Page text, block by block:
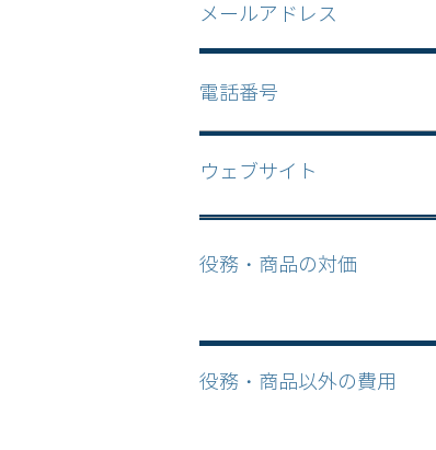
メールアドレス
電話番号
ウェブサイト
役務・商品の対価
役務・商品以外の費用